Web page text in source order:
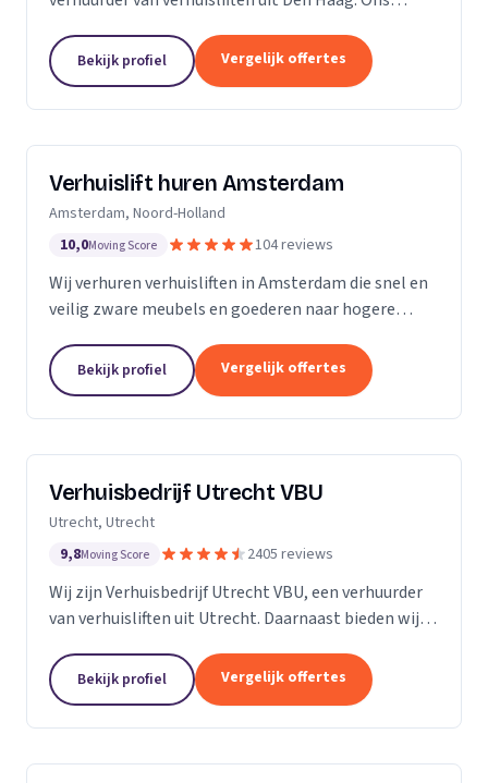
Bekijk profiel Vergelijk offertes
Verhuislift huren Amsterdam
Amsterdam, Noord-Holland
10,0Moving Score 104 reviews
Wij verhuren verhuisliften in Amsterdam die snel en
veilig zware meubels en goederen naar hogere
Bekijk profiel Vergelijk offertes
Verhuisbedrijf Utrecht VBU
Utrecht, Utrecht
9,8Moving Score 2405 reviews
Wij zijn Verhuisbedrijf Utrecht VBU, een verhuurder
van verhuisliften uit Utrecht. Daarnaast bieden wij
Bekijk profiel Vergelijk offertes